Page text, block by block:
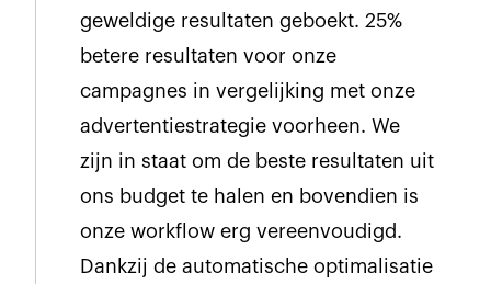
geweldige resultaten geboekt. 25%
betere resultaten voor onze
campagnes in vergelijking met onze
advertentiestrategie voorheen. We
zijn in staat om de beste resultaten uit
ons budget te halen en bovendien is
onze workflow erg vereenvoudigd.
Dankzij de automatische optimalisatie